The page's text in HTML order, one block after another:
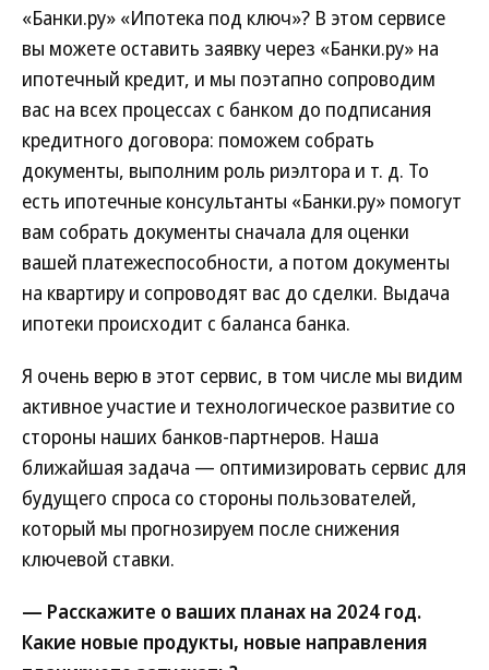
«Банки.ру» «Ипотека под ключ»? В этом сервисе
вы можете оставить заявку через «Банки.ру» на
ипотечный кредит, и мы поэтапно сопроводим
вас на всех процессах с банком до подписания
кредитного договора: поможем собрать
документы, выполним роль риэлтора и т. д. То
есть ипотечные консультанты «Банки.ру» помогут
вам собрать документы сначала для оценки
вашей платежеспособности, а потом документы
на квартиру и сопроводят вас до сделки. Выдача
ипотеки происходит с баланса банка.
Я очень верю в этот сервис, в том числе мы видим
активное участие и технологическое развитие со
стороны наших банков-партнеров. Наша
ближайшая задача — оптимизировать сервис для
будущего спроса со стороны пользователей,
который мы прогнозируем после снижения
ключевой ставки.
— Расскажите о ваших планах на 2024 год.
Какие новые продукты, новые направления